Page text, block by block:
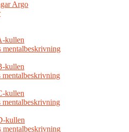
Argo
kullen
mentalbeskrivning
kullen
kullen
mentalbeskrivning
kullen
mentalbeskrivning